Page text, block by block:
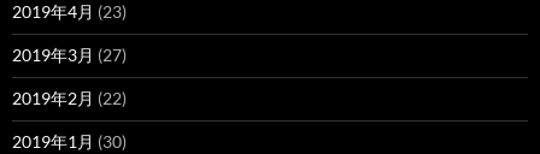
2019年4月 (23)
2019年3月 (27)
2019年2月 (22)
2019年1月 (30)